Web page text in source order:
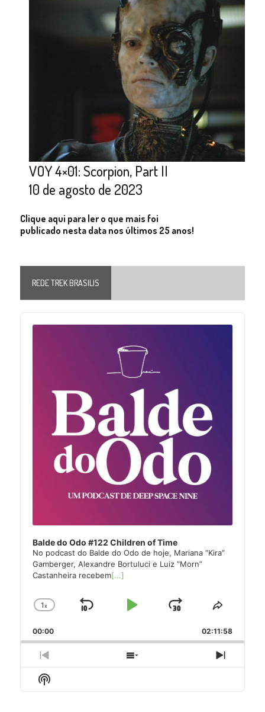
VOY 4×01: Scorpion, Part II
10 de agosto de 2023
Clique aqui para ler o que mais foi
publicado nesta data nos últimos 25 anos!
REDE TREK BRASILIS
Audio
Player
Balde do Odo #122 Children of Time
No podcast do Balde do Odo de hoje, Mariana “Kira”
Gamberger, Alexandre Bortuluci e Luiz “Morn”
Castanheira recebem[...]
Change
Rate
1x
Skip
Play
Jump
Forward
Share
Episode
00:00 02:11:58
Previous
Episode
Show
Episodes
Next
Episode
Show
Podcast